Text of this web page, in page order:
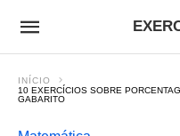
INÍCIO
10 EXERCÍCIOS SOBRE
GABARITO